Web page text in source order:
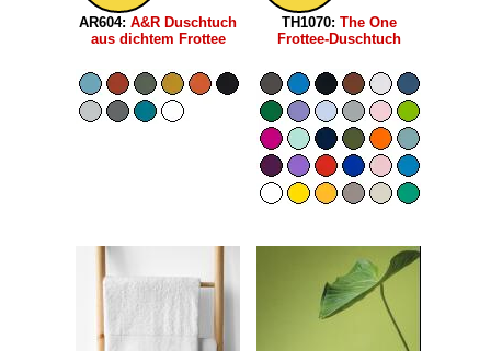
AR604: A&R Duschtuch
aus dichtem Frottee
TH1070: The One
Frottee-Duschtuch